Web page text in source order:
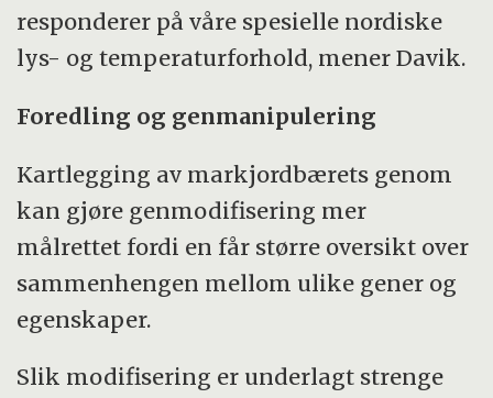
responderer på våre spesielle nordiske
lys- og temperaturforhold, mener Davik.
Foredling og genmanipulering
Kartlegging av markjordbærets genom
kan gjøre genmodifisering mer
målrettet fordi en får større oversikt over
sammenhengen mellom ulike gener og
egenskaper.
Slik modifisering er underlagt strenge